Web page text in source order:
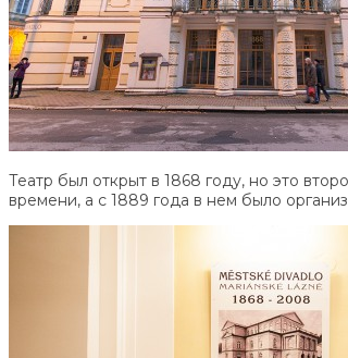
Театр был открыт в 1868 году, но это
времени, а с 1889 года в нем было